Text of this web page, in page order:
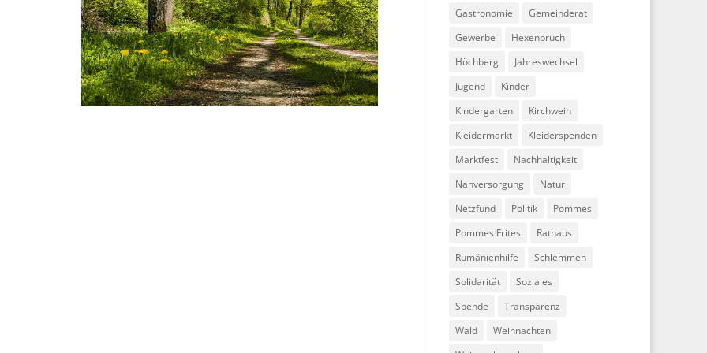
Gastronomie
Gemeinderat
Gewerbe
Hexenbruch
Höchberg
Jahreswechsel
Jugend
Kinder
Kindergarten
Kirchweih
Kleidermarkt
Kleiderspenden
Marktfest
Nachhaltigkeit
Nahversorgung
Natur
Netzfund
Politik
Pommes
Pommes Frites
Rathaus
Rumänienhilfe
Schlemmen
Solidarität
Soziales
Spende
Transparenz
Wald
Weihnachten